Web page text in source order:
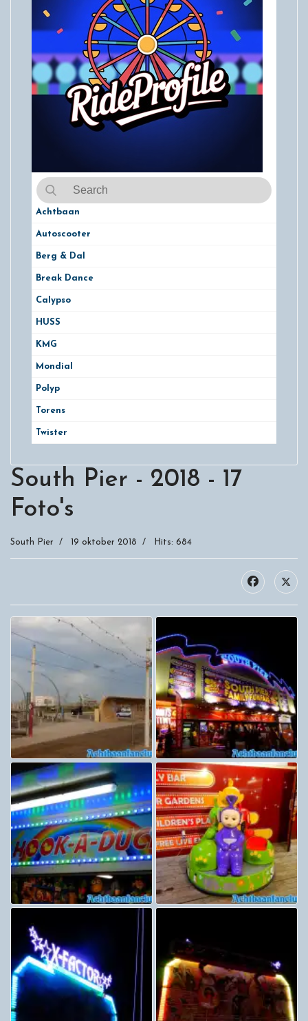
Achtbaan
Autoscooter
Berg & Dal
Break Dance
Calypso
HUSS
KMG
Mondial
Polyp
Torens
Twister
South Pier - 2018 - 17
Foto's
South Pier 19 oktober 2018 Hits: 684